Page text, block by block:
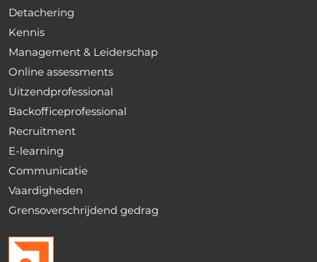
Detachering
Kennis
Management & Leiderschap
Online assessments
Uitzendprofessional
Backofficeprofessional
Recruitment
E-learning
Communicatie
Vaardigheden
Grensoverschrijdend gedrag